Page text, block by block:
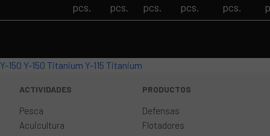
pcs.
pcs.
pcs.
pcs.
pcs.
Y-150 Y-150 Titanium Y-115 Titanium
ACTIVIDADES
Pesca
Acuicultura
PRODUCTOS
Defensas
Flotadores